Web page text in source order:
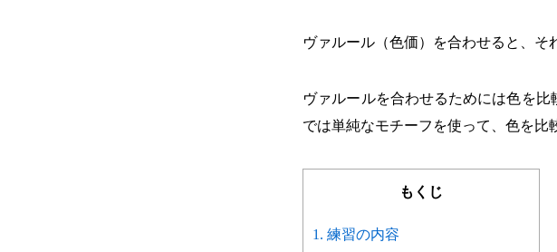
ヴァルール（色価）を合わせると、そ
ヴァルールを合わせるためには色を比
では単純なモチーフを使って、色を比
もくじ
1. 練習の内容